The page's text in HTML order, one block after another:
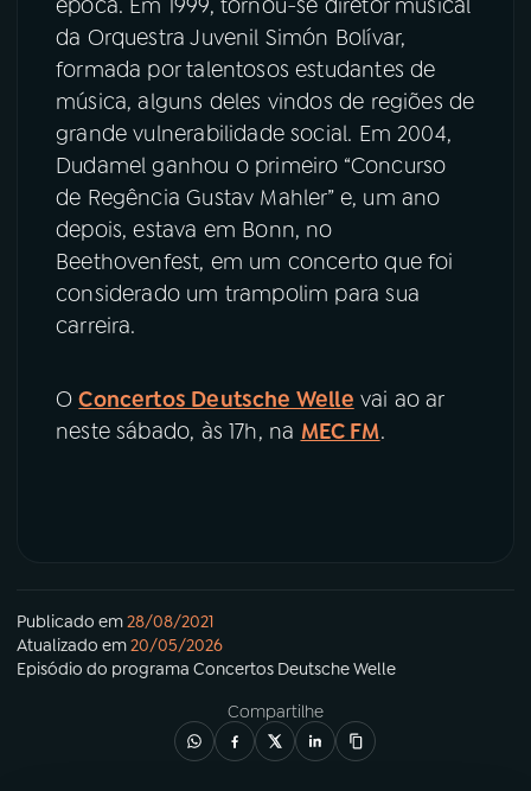
da Orquestra Juvenil Simón Bolívar,
formada por talentosos estudantes de
música, alguns deles vindos de regiões de
grande vulnerabilidade social. Em 2004,
Dudamel ganhou o primeiro “Concurso
de Regência Gustav Mahler” e, um ano
depois, estava em Bonn, no
Beethovenfest, em um concerto que foi
considerado um trampolim para sua
carreira.
OConcertos Deutsche Welle vai ao ar
neste sábado, às 17h, na MEC FM.
Publicado em28/08/2021
Atualizado em20/05/2026
Episódio do programa Concertos Deutsche Welle
Compartilhe